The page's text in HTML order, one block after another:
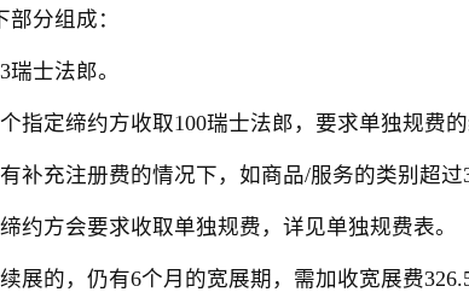
分组成：
士法郎。
定缔约方收取100瑞士法郎，要求单独规费的
充注册费的情况下，如商品/服务的类别超过3
方会要求收取单独规费，详见单独规费表。
的，仍有6个月的宽展期，需加收宽展费326.5